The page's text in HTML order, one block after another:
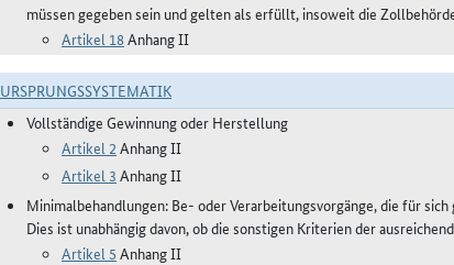
müssen gegeben sein und gelten als erfüllt, insoweit die
Artikel 18Anhang II
URSPRUNGSSYSTEMATIK
Vollständige Gewinnung oder Herstellung
Artikel 2 Anhang II
Artikel 3 Anhang II
Minimalbehandlungen: Be- oder Verarbeitungsvorgänge, die für
Dies ist unabhängig davon, ob die sonstigen Kriterien der
Artikel 5 Anhang II